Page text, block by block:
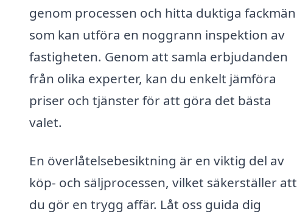
genom processen och hitta duktiga fackmän
som kan utföra en noggrann inspektion av
fastigheten. Genom att samla erbjudanden
från olika experter, kan du enkelt jämföra
priser och tjänster för att göra det bästa
valet.
En överlåtelsebesiktning är en viktig del av
köp- och säljprocessen, vilket säkerställer att
du gör en trygg affär. Låt oss guida dig